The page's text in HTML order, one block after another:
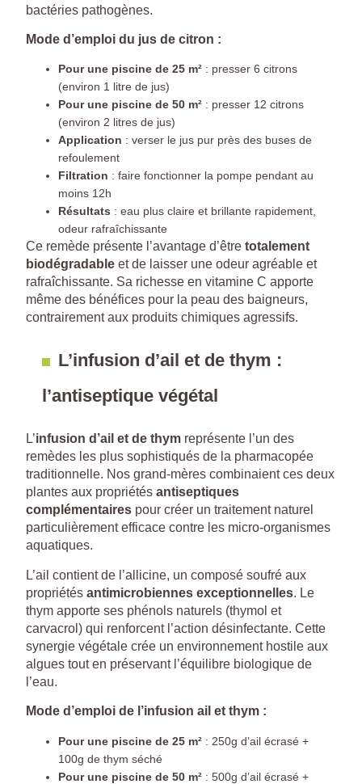
bactéries pathogènes.
Mode d’emploi du jus de citron :
Pour une piscine de 25 m² : presser 6 citrons
(environ 1 litre de jus)
Pour une piscine de 50 m² : presser 12 citrons
(environ 2 litres de jus)
Application : verser le jus pur près des buses de
refoulement
Filtration : faire fonctionner la pompe pendant au
moins 12h
Résultats : eau plus claire et brillante rapidement,
odeur rafraîchissante
Ce remède présente l’avantage d’être totalement
biodégradable et de laisser une odeur agréable et
rafraîchissante. Sa richesse en vitamine C apporte
même des bénéfices pour la peau des baigneurs,
contrairement aux produits chimiques agressifs.
L’infusion d’ail et de thym :
l’antiseptique végétal
L’infusion d’ail et de thym représente l’un des
remèdes les plus sophistiqués de la pharmacopée
traditionnelle. Nos grand-mères combinaient ces deux
plantes aux propriétés antiseptiques
complémentaires pour créer un traitement naturel
particulièrement efficace contre les micro-organismes
aquatiques.
L’ail contient de l’allicine, un composé soufré aux
propriétés antimicrobiennes exceptionnelles. Le
thym apporte ses phénols naturels (thymol et
carvacrol) qui renforcent l’action désinfectante. Cette
synergie végétale crée un environnement hostile aux
algues tout en préservant l’équilibre biologique de
l’eau.
Mode d’emploi de l’infusion ail et thym :
Pour une piscine de 25 m² : 250g d’ail écrasé +
100g de thym séché
Pour une piscine de 50 m² : 500g d’ail écrasé +